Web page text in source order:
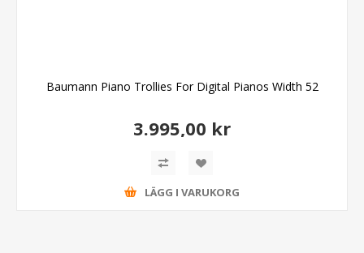
Baumann Piano Trollies For Digital Pianos Width 52
3.995,00 kr
LÄGG I VARUKORG